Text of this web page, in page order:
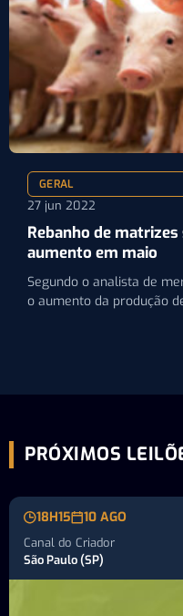
GERAL
27 jun 2022
Rebanho de
aumento em maio
Segundo o analista de
o aumento da produção
PRÓXIMOS
18H15 10 AGO
Canal do Criador
São Paulo (SP)